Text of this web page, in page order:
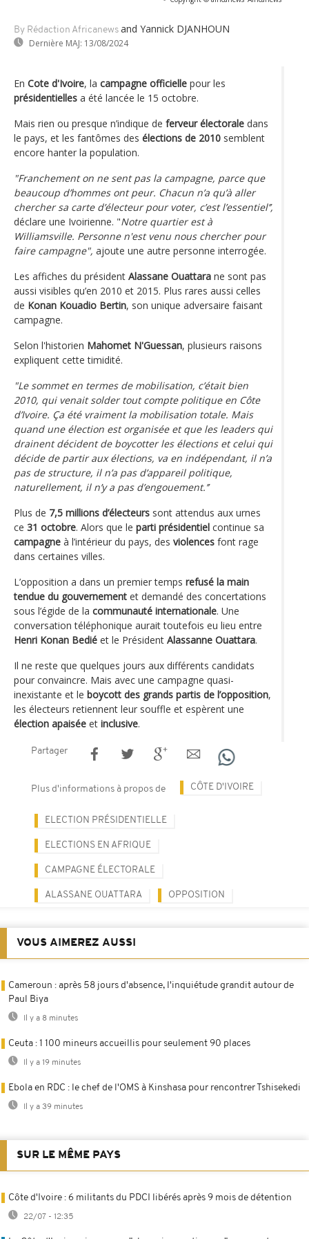
By Rédaction Africanews and Yannick DJANHOUN
Dernière MAJ: 13/08/2024
En Cote d'Ivoire, la campagne officielle pour les
présidentielles a été lancée le 15 octobre.
Mais rien ou presque n’indique de ferveur électorale dans
le pays, et les fantômes des élections de 2010 semblent
encore hanter la population.
"Franchement on ne sent pas la campagne, parce que
beaucoup d’hommes ont peur. Chacun n’a qu’à aller
chercher sa carte d’électeur pour voter, c’est l’essentiel’’,
déclare une Ivoirienne. "Notre quartier est à
Williamsville. Personne n'est venu nous chercher pour
faire campagne", ajoute une autre personne interrogée.
Les affiches du président Alassane Ouattara ne sont pas
aussi visibles qu’en 2010 et 2015. Plus rares aussi celles
de Konan Kouadio Bertin, son unique adversaire faisant
campagne.
Selon l'historien Mahomet N'Guessan, plusieurs raisons
expliquent cette timidité.
"Le sommet en termes de mobilisation, c’était bien
2010, qui venait solder tout compte politique en Côte
d’Ivoire. Ça été vraiment la mobilisation totale. Mais
quand une élection est organisée et que les leaders qui
drainent décident de boycotter les élections et celui qui
décide de partir aux élections, va en indépendant, il n’a
pas de structure, il n’a pas d’appareil politique,
naturellement, il n’y a pas d’engouement.’’
Plus de 7,5 millions d’électeurs sont attendus aux urnes
ce 31 octobre. Alors que le parti présidentiel continue sa
campagne à l’intérieur du pays, des violences font rage
dans certaines villes.
L’opposition a dans un premier temps refusé la main
tendue du gouvernement et demandé des concertations
sous l’égide de la communauté internationale. Une
conversation téléphonique aurait toutefois eu lieu entre
Henri Konan Bedié et le Président Alassanne Ouattara.
Il ne reste que quelques jours aux différents candidats
pour convaincre. Mais avec une campagne quasi-
inexistante et le boycott des grands partis de l’opposition,
les électeurs retiennent leur souffle et espèrent une
élection apaisée et inclusive.
Partager
Plus d'informations à propos de CÔTE D'IVOIRE
ELECTION PRÉSIDENTIELLE
ELECTIONS EN AFRIQUE
CAMPAGNE ÉLECTORALE
ALASSANE OUATTARA OPPOSITION
VOUS AIMEREZ AUSSI
Cameroun : après 58 jours d'absence, l'inquiétude grandit autour de
Paul Biya
Il y a 8 minutes
Ceuta : 1 100 mineurs accueillis pour seulement 90 places
Il y a 19 minutes
Ebola en RDC : le chef de l'OMS à Kinshasa pour rencontrer Tshisekedi
Il y a 39 minutes
SUR LE MÊME PAYS
Côte d'Ivoire : 6 militants du PDCI libérés après 9 mois de détention
22/07 - 12:35